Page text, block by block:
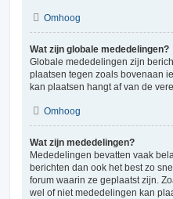
Omhoog
Wat zijn globale mededelingen?
Globale mededelingen zijn
plaatsen tegen zoals bovenaan
kan plaatsen hangt af van de
Omhoog
Wat zijn mededelingen?
Mededelingen bevatten vaak
berichten dan ook het best zo
forum waarin ze geplaatst zijn.
wel of niet mededelingen kan